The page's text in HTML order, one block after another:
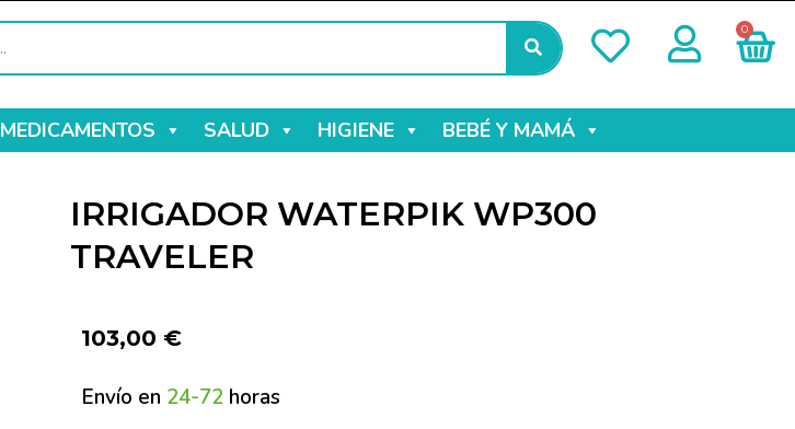
0
MEDICAMENTOS SALUD HIGIENE BEBÉ Y MAMÁ
IRRIGADOR WATERPIK WP300
TRAVELER
103,00 €
Envío en 24-72 horas